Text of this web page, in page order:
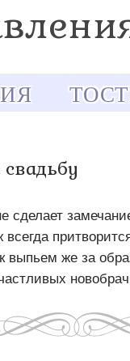
сделает
выпьем же за